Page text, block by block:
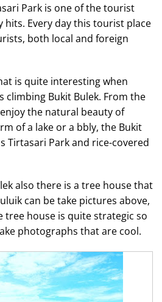
Park is one of the tourist
Every day this tourist place
both local and foreign
is quite interesting when
climbing Bukit Bulek. From the
the natural beauty of
of a lake or a bbly, the Bukit
Tirtasari Park and rice-covered
also there is a tree house that
can be take pictures above,
house is quite strategic so
photographs that are cool.